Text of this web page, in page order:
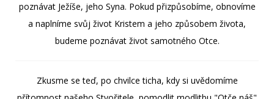
poznávat Ježíše, jeho Syna. Pokud přizpůsobíme, obnovíme
a naplníme svůj život Kristem a jeho způsobem života,
budeme poznávat život samotného Otce.
Zkusme se teď, po chvilce ticha, kdy si uvědomíme